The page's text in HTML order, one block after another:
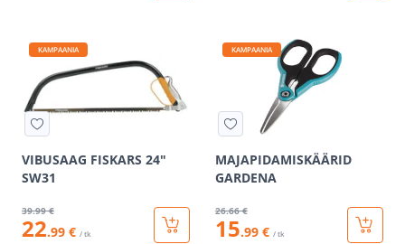
KAMPAANIA
VIBUSAAG FISKARS 24"
SW31
39.99 €
22.99 € / tk
KAMPAANIA
MAJAPIDAMISKÄÄRID
GARDENA
26.66 €
15.99 € / tk